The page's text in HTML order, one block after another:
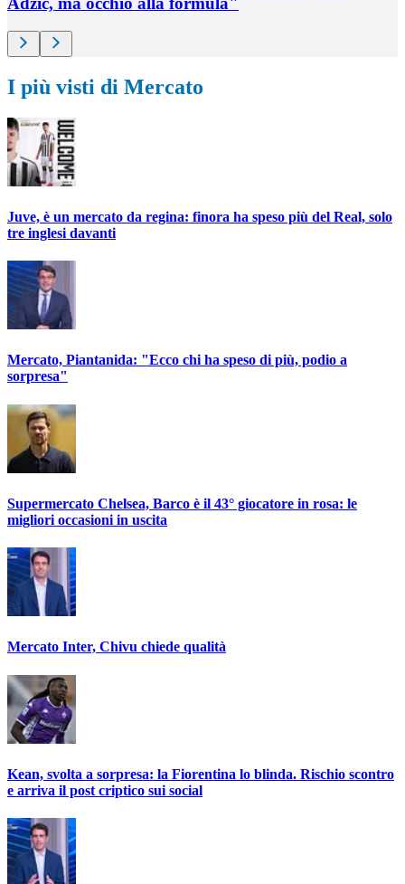
I più visti di Mercato
Juve, è un mercato da regina: finora ha speso più del Real, solo
tre inglesi davanti
Mercato, Piantanida: "Ecco chi ha speso di più, podio a
sorpresa"
Supermercato Chelsea, Barco è il 43° giocatore in rosa: le
migliori occasioni in uscita
Mercato Inter, Chivu chiede qualità
Kean, svolta a sorpresa: la Fiorentina lo blinda. Rischio scontro
e arriva il post criptico sui social